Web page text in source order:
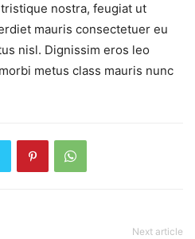
nostra, feugiat ut
mauris consectetuer eu
nisl. Dignissim eros leo
metus class mauris nunc
Next article